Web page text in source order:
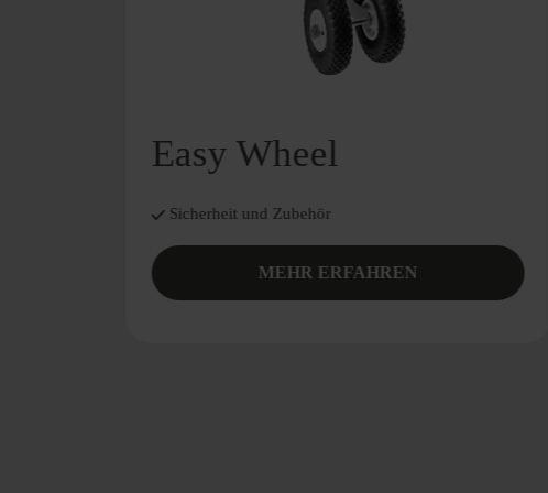
Easy Wheel
Sicherheit und Zubehör
MEHR ERFAHREN